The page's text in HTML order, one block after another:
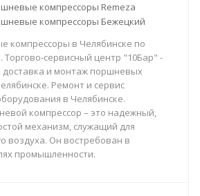
компрессоры Remeza
компрессоры Бежецкий
компрессоры в Челябинске по
Торгово-сервисный центр "10Бар" -
и монтаж поршневых
Ремонт и сервис
в Челябинске.
компрессор – это надежный,
механизм, служащий для
воздуха. Он востребован в
промышленности.